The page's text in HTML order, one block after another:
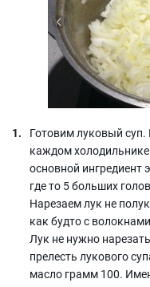
Готовим луковый
каждом
основной ингредиент
где то 5 больших
Нарезаем лук не
как будто с
Лук не нужно
прелесть лукового
масло грамм 100.